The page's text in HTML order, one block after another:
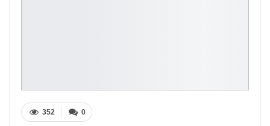
0
352